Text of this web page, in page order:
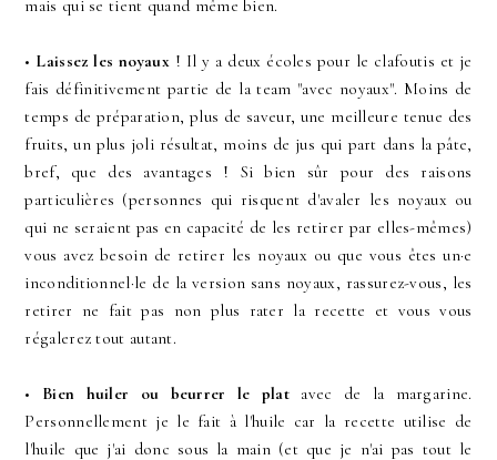
mais qui se tient quand même bien.
• Laissez les noyaux ! Il y a deux écoles pour le clafoutis et je
fais définitivement partie de la team "avec noyaux". Moins de
temps de préparation, plus de saveur, une meilleure tenue des
fruits, un plus joli résultat, moins de jus qui part dans la pâte,
bref, que des avantages ! Si bien sûr pour des raisons
particulières (personnes qui risquent d'avaler les noyaux ou
qui ne seraient pas en capacité de les retirer par elles-mêmes)
vous avez besoin de retirer les noyaux ou que vous êtes un·e
inconditionnel·le de la version sans noyaux, rassurez-vous, les
retirer ne fait pas non plus rater la recette et vous vous
régalerez tout autant.
• Bien huiler ou beurrer le plat avec de la margarine.
Personnellement je le fait à l'huile car la recette utilise de
l'huile que j'ai donc sous la main (et que je n'ai pas tout le